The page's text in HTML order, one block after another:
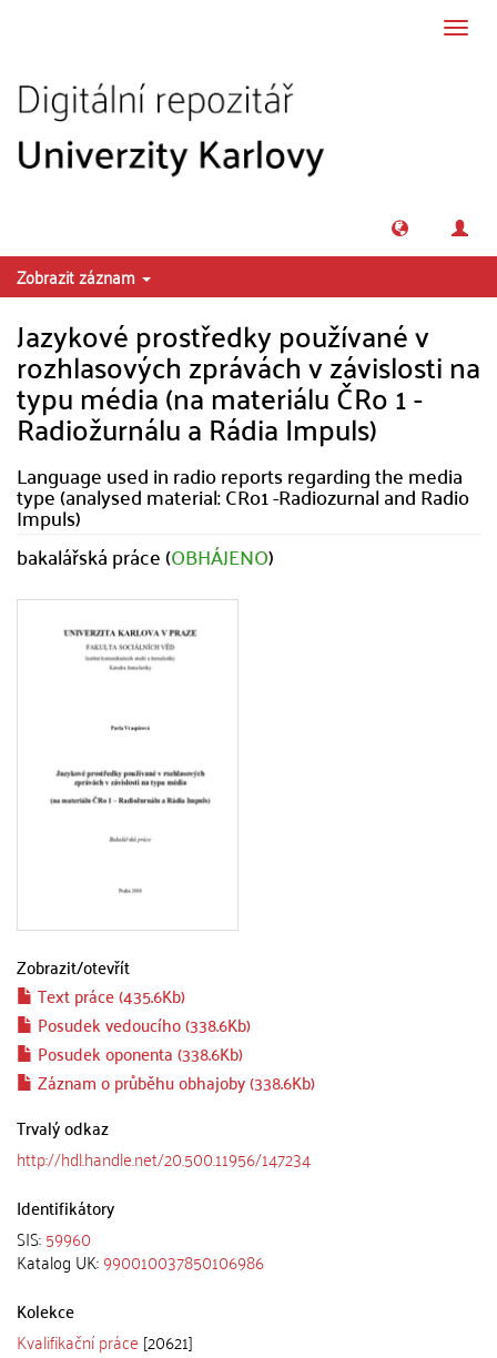
Zobrazit záznam
Jazykové prostředky používané v
rozhlasových zprávách v závislosti na
typu média (na materiálu ČRo 1 -
Radiožurnálu a Rádia Impuls)
Language used in radio reports regarding the media
type (analysed material: CRo1 -Radiozurnal and Radio
Impuls)
bakalářská práce (OBHÁJENO)
Zobrazit/otevřít
Text práce (435.6Kb)
Posudek vedoucího (338.6Kb)
Posudek oponenta (338.6Kb)
Záznam o průběhu obhajoby (338.6Kb)
Trvalý odkaz
http://hdl.handle.net/20.500.11956/147234
Identifikátory
SIS:59960
Katalog UK:990010037850106986
Kolekce
Kvalifikační práce [20621]